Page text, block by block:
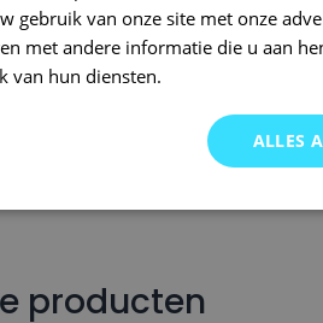
lakstiften zijn snel drogend en
assortiment met oneindig veel
gemaakt en is afgevuld
wij dat u altijd de gewenste
kwaliteit auto lakstiften kunt u ook
producten
gebruik van onze site met onze
met andere informatie die u aan
van hun diensten.
ALLES